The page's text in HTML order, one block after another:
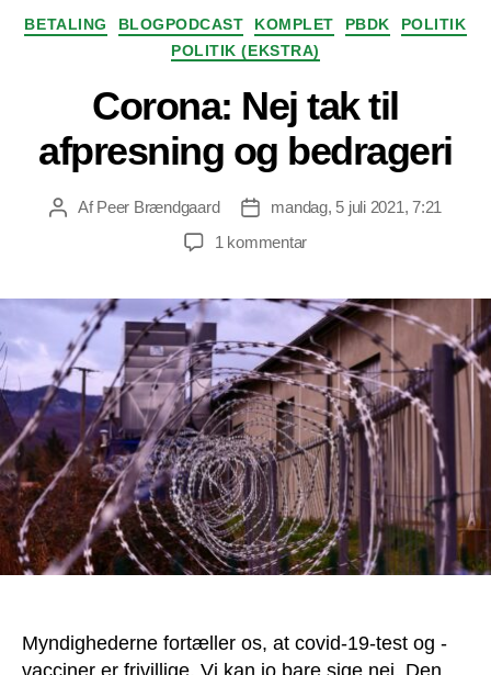
Kategorier
BETALING BLOGPODCAST KOMPLET PBDK
POLITIK
POLITIK (EKSTRA)
Corona: Nej tak til
afpresning og bedrageri
Indlægsforfatter
AfPeer Brændgaard Indlægsdato
mandag, 5 juli 2021, 7:21
1 kommentartil
tak
til
afpresning
og
bedrageri
Myndighederne fortæller os, at covid-19-test og -
vacciner er frivillige. Vi kan jo bare sige nej. Den